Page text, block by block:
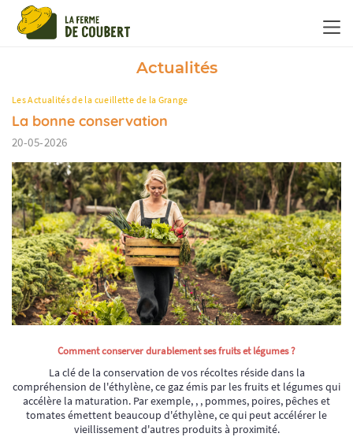
Actualités
Les Actualités de la cueillette de la Grange
La bonne conservation
20-05-2026
Comment conserver durablement ses fruits et légumes ?
La clé de la conservation de vos récoltes réside dans la
compréhension de l'éthylène, ce gaz émis par les fruits et légumes qui
accélère la maturation. Par exemple, , , pommes, poires, pêches et
tomates émettent beaucoup d'éthylène, ce qui peut accélérer le
vieillissement d'autres produits à proximité.
Panneau de gestion des cookies